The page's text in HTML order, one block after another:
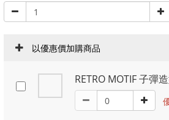
以優惠價加購商品
RETRO MOTIF 子彈